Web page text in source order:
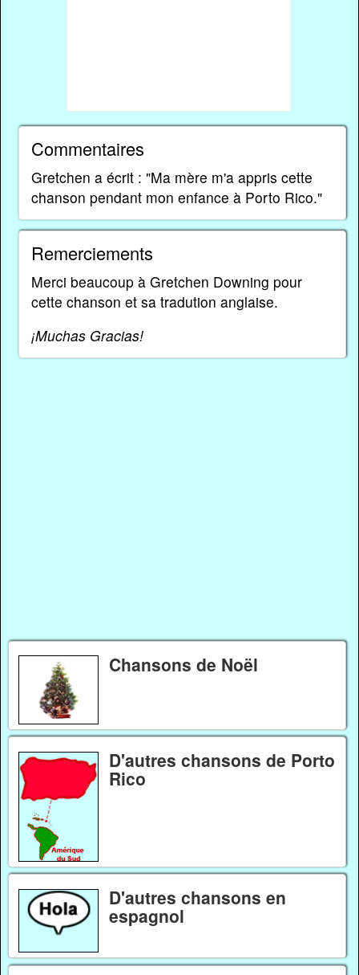
Commentaires
Gretchen a écrit : "Ma mère m'a appris cette
chanson pendant mon enfance à Porto Rico."
Remerciements
Merci beaucoup à Gretchen Downing pour
cette chanson et sa tradution anglaise.
¡Muchas Gracias!
Chansons de Noël
D'autres chansons de Porto
Rico
D'autres chansons en
espagnol